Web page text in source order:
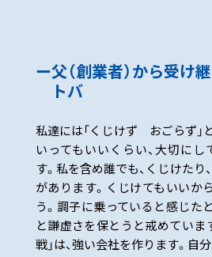
父（創業者）から受け
トバ
私達には「くじけず おごらず」
いってもいいくらい、大切に
す。私を含め誰でも、くじけたり
があります。くじけてもいいか
う。調子に乗っていると感じた
と謙虚さを保とうと戒めていま
戦」は、強い会社を作ります。自